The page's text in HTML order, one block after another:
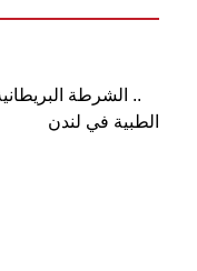
الطبية في لندن